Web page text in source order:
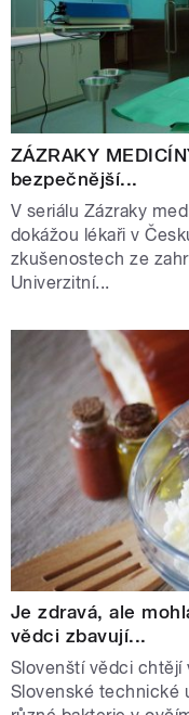
ZÁZRAKY
bezpečnější...
V seriálu Zázraky
dokážou lékaři v
zkušenostech ze
Univerzitní...
Je zdravá, ale
vědci zbavují...
Slovenští vědci chtějí
Slovenské technické